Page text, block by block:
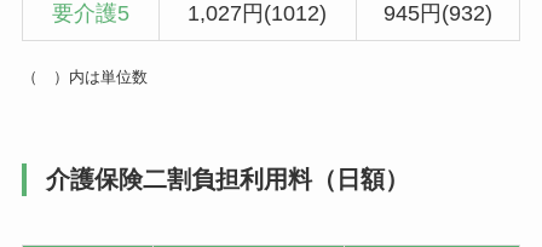
要介護5 1,027円(1012) 945円(932)
（ ）内は単位数
介護保険二割負担利用料（日額）